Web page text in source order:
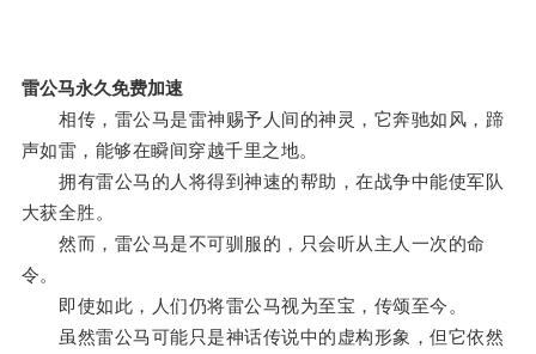
雷公马永久免费加速
相传，雷公马是雷神赐予人间的神灵，它奔驰如风，蹄
声如雷，能够在瞬间穿越千里之地。
拥有雷公马的人将得到神速的帮助，在战争中能使军队
大获全胜。
然而，雷公马是不可驯服的，只会听从主人一次的命
令。
即使如此，人们仍将雷公马视为至宝，传颂至今。
虽然雷公马可能只是神话传说中的虚构形象，但它依然